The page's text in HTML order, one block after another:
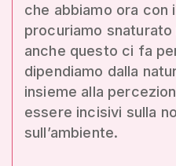
che abbiamo ora con
procuriamo
anche questo ci fa
dipendiamo dalla
insieme alla
essere incisivi sulla
sull’ambiente.